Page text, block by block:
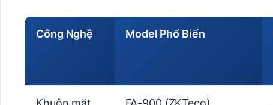
Công Nghệ Model Phổ Biến